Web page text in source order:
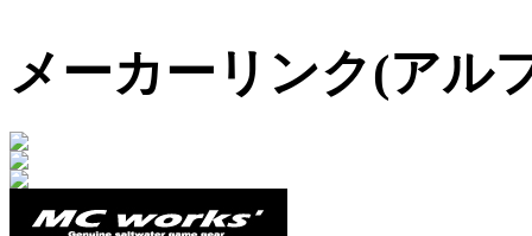
メーカーリンク(アル